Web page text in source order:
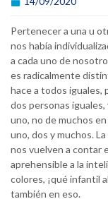
Pertenecer a una u
nos había
a cada uno de
es radicalmente
hace a todos iguales,
dos personas
uno, no de muchos
uno, dos y muchos.
nos vuelven a contar
aprehensible a la
colores, ¡qué infantil
también en eso.